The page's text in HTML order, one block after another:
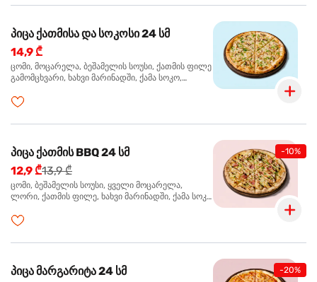
პიცა ქათმისა და სოკოსი 24 სმ
14,9 ₾
ცომი, მოცარელა, ბეშამელის სოუსი, ქათმის ფილე
გამომცხვარი, ხახვი მარინადში, ქამა სოკო,
-10%
პიცა ქათმის BBQ 24 სმ
12,9 ₾13,9 ₾
ცომი, ბეშამელის სოუსი, ყველი მოცარელა,
ლორი, ქათმის ფილე, ხახვი მარინადში, ქამა სოკო
-20%
პიცა მარგარიტა 24 სმ